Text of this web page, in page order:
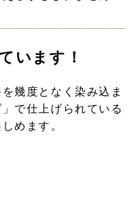
います！
幾度となく染み込ま
で仕上げられている
めます。